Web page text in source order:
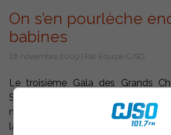
On s’en pourlèche
babines
28 novembre 2009 | Par Équipe CJSO
Le troisième Gala des Grands
Société canadienne du cancer,
maintenant chose du passé par
la bonne chair s’en pourlèchent